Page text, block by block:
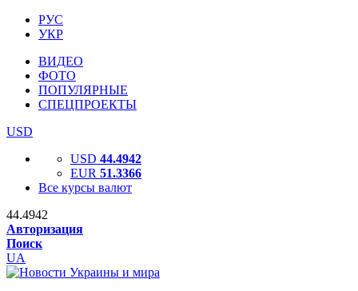
РУС
УКР
ВИДЕО
ФОТО
ПОПУЛЯРНЫЕ
СПЕЦПРОЕКТЫ
USD
USD 44.4942
EUR 51.3366
Все курсы валют
44.4942
Авторизация
Поиск
UA